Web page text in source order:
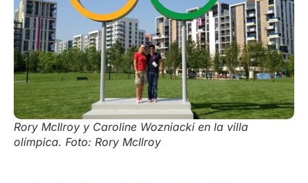
Rory McIlroy y Caroline Wozniacki en la villa
olímpica. Foto: Rory McIlroy